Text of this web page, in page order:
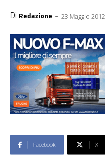
Di Redazione - 23 Maggio 2012
Facebook X